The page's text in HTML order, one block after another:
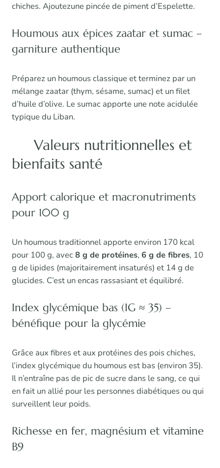
chiches. Ajoutezune pincée de piment d’Espelette.
Houmous aux épices zaatar et sumac –
garniture authentique
Préparez un houmous classique et terminez par un
mélange zaatar (thym, sésame, sumac) et un filet
d’huile d’olive. Le sumac apporte une note acidulée
typique du Liban.
Valeurs nutritionnelles et
bienfaits santé
Apport calorique et macronutriments
pour 100 g
Un houmous traditionnel apporte environ 170 kcal
pour 100 g, avec8 g de protéines, 6 g de fibres, 10
g de lipides (majoritairement insaturés) et 14 g de
glucides. C’est un encas rassasiant et équilibré.
Index glycémique bas (IG ≈ 35) –
bénéfique pour la glycémie
Grâce aux fibres et aux protéines des pois chiches,
l’index glycémique du houmous est bas (environ 35).
Il n’entraîne pas de pic de sucre dans le sang, ce qui
en fait un allié pour les personnes diabétiques ou qui
surveillent leur poids.
Richesse en fer, magnésium et vitamine
B9